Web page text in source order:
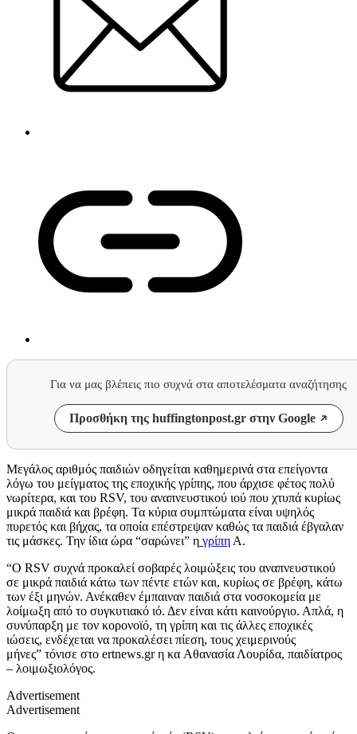
Για να μας βλέπεις πιο συχνά στα αποτελέσματα αναζήτησης
Προσθήκη της huffingtonpost.gr στην Google
Μεγάλος αριθμός παιδιών οδηγείται καθημερινά στα επείγοντα
λόγω του μείγματος της εποχικής γρίπης, που άρχισε φέτος πολύ
νωρίτερα, και του RSV, του αναπνευστικού ιού που χτυπά κυρίως
μικρά παιδιά και βρέφη. Τα κύρια συμπτώματα είναι υψηλός
πυρετός και βήχας, τα οποία επέστρεψαν καθώς τα παιδιά έβγαλαν
τις μάσκες. Την ίδια ώρα “σαρώνει” η γρίπη Α.
“O RSV συχνά προκαλεί σοβαρές λοιμώξεις του αναπνευστικού
σε μικρά παιδιά κάτω των πέντε ετών και, κυρίως σε βρέφη, κάτω
των έξι μηνών. Ανέκαθεν έμπαιναν παιδιά στα νοσοκομεία με
λοίμωξη από το συγκυτιακό ιό. Δεν είναι κάτι καινούργιο. Απλά, η
συνύπαρξη με τον κορονοϊό, τη γρίπη και τις άλλες εποχικές
ιώσεις, ενδέχεται να προκαλέσει πίεση, τους χειμερινούς
μήνες” τόνισε στο ertnews.gr η κα Αθανασία Λουρίδα, παιδίατρος
– λοιμωξιολόγος.
Advertisement
Advertisement